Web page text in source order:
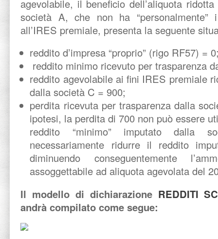
agevolabile, il beneficio dell’aliquota
società A, che non ha “personalmente”
all’IRES premiale, presenta la seguente
reddito d’impresa “proprio” (rigo RF57) =
reddito minimo ricevuto per trasparenza
reddito agevolabile ai fini IRES premiale
dalla società C = 900;
perdita ricevuta per trasparenza dalla
ipotesi, la perdita di 700 non può essere
reddito “minimo” imputato dalla
necessariamente ridurre il reddito
diminuendo conseguentemente
assoggettabile ad aliquota agevolata del
Il modello di dichiarazioneREDDITI
andrà compilato come segue: